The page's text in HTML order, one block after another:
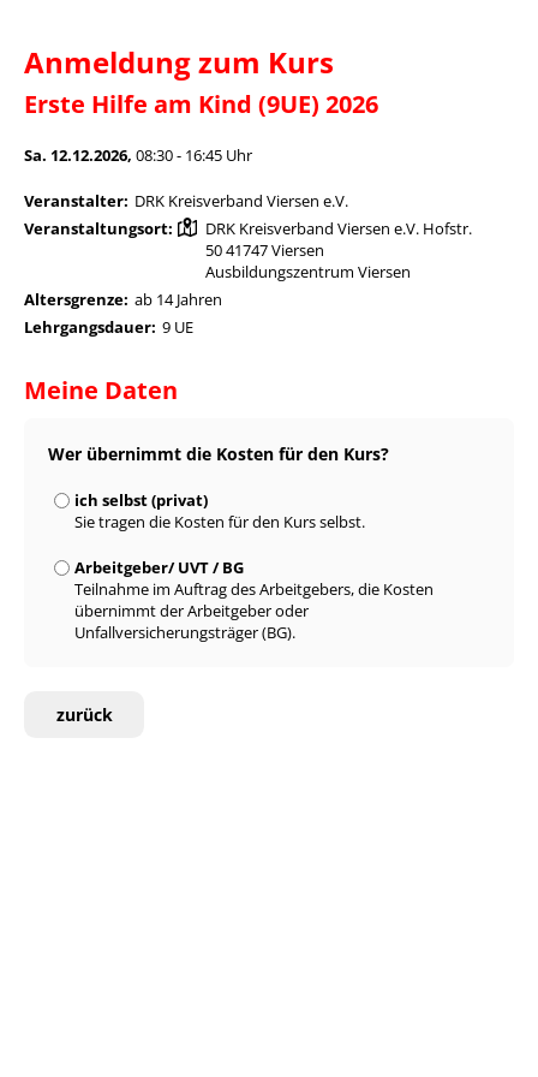
Anmeldung zum Kurs
Erste Hilfe am Kind (9UE) 2026
Sa. 12.12.2026, 08:30 - 16:45 Uhr
Veranstalter: DRK Kreisverband Viersen e.V.
Veranstaltungsort:
DRK Kreisverband Viersen e.V. Hofstr.
50 41747 Viersen
Ausbildungszentrum Viersen
Altersgrenze: ab 14 Jahren
Lehrgangsdauer: 9 UE
Meine Daten
Wer übernimmt die Kosten für den Kurs?
ich selbst (privat)
Sie tragen die Kosten für den Kurs selbst.
Arbeitgeber/ UVT / BG
Teilnahme im Auftrag des Arbeitgebers, die Kosten
übernimmt der Arbeitgeber oder
Unfallversicherungsträger (BG).
zurück